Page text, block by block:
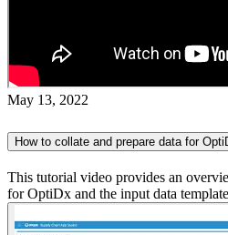
May 13, 2022
How to collate and prepare data for
This tutorial video provides an
for OptiDx and the input data